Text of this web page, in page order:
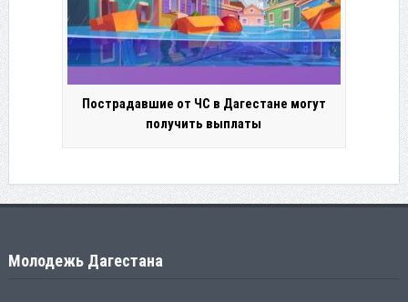
Пострадавшие от ЧС в Дагестане могут
получить выплаты
Молодежь Дагестана